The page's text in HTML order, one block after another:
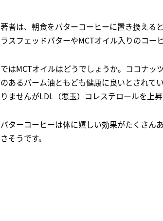
著者は、朝食をバターコーヒーに置き換える
ラスフェッドバターやMCTオイル入りのコー
ではMCTオイルはどうでしょうか。ココナッ
のあるパーム油ともども健康に良いとされて
りませんがLDL（悪玉）コレステロールを上
バターコーヒーは体に嬉しい効果がたくさん
さそうです。